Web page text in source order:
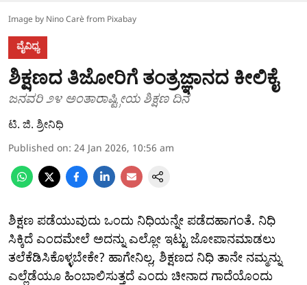
Image by Nino Carè from Pixabay
ವೈವಿಧ್ಯ
ಶಿಕ್ಷಣದ ತಿಜೋರಿಗೆ ತಂತ್ರಜ್ಞಾನದ ಕೀಲಿಕೈ
ಜನವರಿ ೨೪ ಅಂತಾರಾಷ್ಟ್ರೀಯ ಶಿಕ್ಷಣ ದಿನ
ಟಿ. ಜಿ. ಶ್ರೀನಿಧಿ
Published on: 24 Jan 2026, 10:56 am
ಶಿಕ್ಷಣ ಪಡೆಯುವುದು ಒಂದು ನಿಧಿಯನ್ನೇ ಪಡೆದಹಾಗಂತೆ. ನಿಧಿ
ಸಿಕ್ಕಿದೆ ಎಂದಮೇಲೆ ಅದನ್ನು ಎಲ್ಲೋ ಇಟ್ಟು ಜೋಪಾನಮಾಡಲು
ತಲೆಕೆಡಿಸಿಕೊಳ್ಳಬೇಕೇ? ಹಾಗೇನಿಲ್ಲ, ಶಿಕ್ಷಣದ ನಿಧಿ ತಾನೇ ನಮ್ಮನ್ನು
ಎಲ್ಲೆಡೆಯೂ ಹಿಂಬಾಲಿಸುತ್ತದೆ ಎಂದು ಚೀನಾದ ಗಾದೆಯೊಂದು